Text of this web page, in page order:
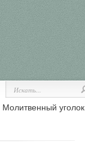
Молитвенный уголок